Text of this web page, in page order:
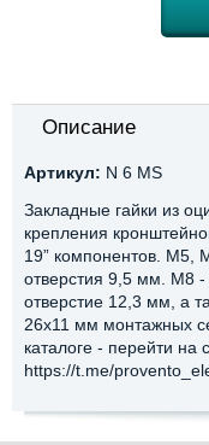
Описание
Артикул: N 6 MS
Закладные гайки из
крепления
19” компонентов. М5,
отверстия 9,5 мм. М8 -
отверстие 12,3 мм, а
26х11 мм монтажных
каталоге - перейти на
https://t.me/